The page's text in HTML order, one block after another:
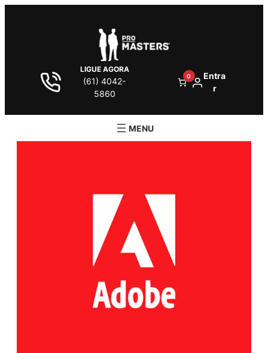
LIGUE AGORA
(61) 4042-
5860
0
Entra
r